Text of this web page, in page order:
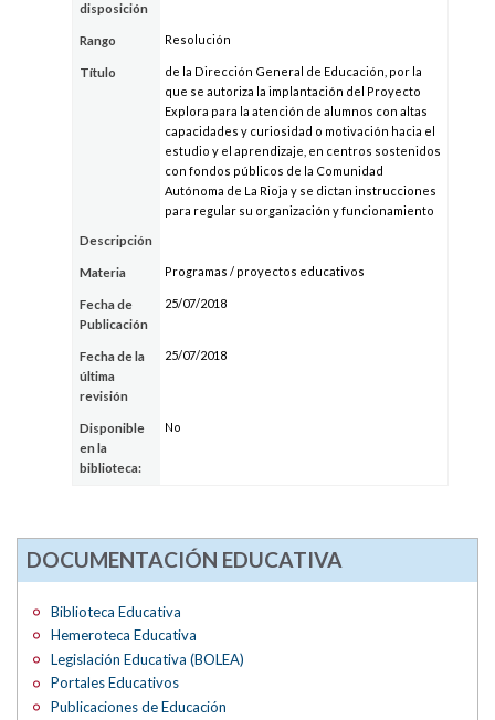
disposición
Rango Resolución
Título
de la Dirección General de Educación, por la
que se autoriza la implantación del Proyecto
Explora para la atención de alumnos con altas
capacidades y curiosidad o motivación hacia el
estudio y el aprendizaje, en centros sostenidos
con fondos públicos de la Comunidad
Autónoma de La Rioja y se dictan instrucciones
para regular su organización y funcionamiento
Descripción
Materia Programas / proyectos educativos
Fecha de
Publicación
25/07/2018
Fecha de la
última
revisión
25/07/2018
Disponible
en la
biblioteca:
No
DOCUMENTACIÓN EDUCATIVA
Biblioteca Educativa
Hemeroteca Educativa
Legislación Educativa (BOLEA)
Portales Educativos
Publicaciones de Educación